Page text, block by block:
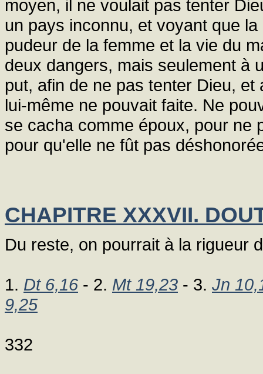
moyen, il ne voulait pas tenter
un pays inconnu, et voyant que
pudeur de la femme et la vie du
deux dangers, mais seulement à
put, afin de ne pas tenter Dieu,
lui-même ne pouvait faite. Ne
se cacha comme époux, pour ne
pour qu'elle ne fût pas
CHAPITRE XXXVII.
Du reste, on pourrait à la rigueur
1. Dt 6,16 - 2. Mt 19,23 - 3. Jn
9,25
332